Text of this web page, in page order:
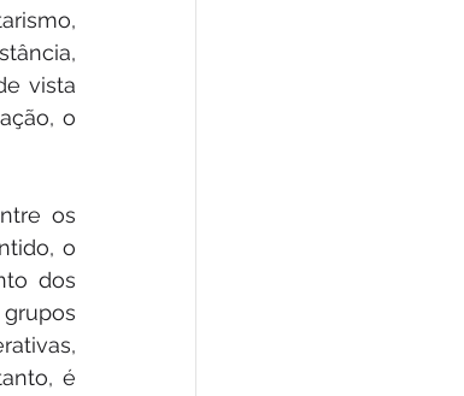
vista
o
os
o
dos
é